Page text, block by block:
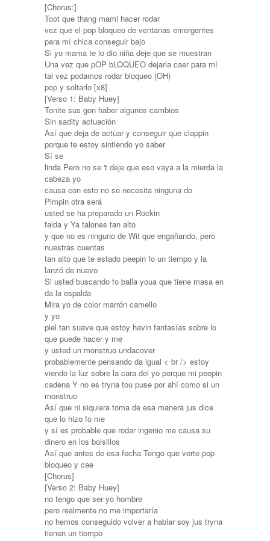
[Chorus:]
Toot que thang mami hacer rodar
vez que el pop bloqueo de ventanas emergentes
para mí chica conseguir bajo
Si yo mama te lo dio niña deje que se muestran
Una vez que pOP bLOQUEO dejarla caer para mí
tal vez podamos rodar bloqueo (OH)
pop y soltarlo [x8]
[Verso 1: Baby Huey]
Tonite sus gon haber algunos cambios
Sin sadity actuación
Así que deja de actuar y conseguir que clappin
porque te estoy sintiendo yo saber
Sí se
linda Pero no se 't deje que eso vaya a la mierda la
cabeza yo
causa con esto no se necesita ninguna do
Pimpin otra será
usted se ha preparado un Rockin
falda y Ya talones tan alto
y que no es ninguno de Wit que engañando, pero
nuestras cuentas
tan alto que te estado peepin fo un tiempo y la
lanzó de nuevo
Si usted buscando fo balla youa que tiene masa en
da la espalda
Mira yo de color marrón camello
y yo
piel tan suave que estoy havin fantasías sobre lo
que puede hacer y me
y usted un monstruo undacover
probablemente pensando da igual < br /> estoy
viendo la luz sobre la cara del yo porque mi peepin
cadena Y no es tryna tou puse por ahí como si un
monstruo
Así que ni siquiera toma de esa manera jus dice
que lo hizo fo me
y sí es probable que rodar ingenio me causa su
dinero en los bolsillos
Así que antes de esa fecha Tengo que verte pop
bloqueo y cae
[Chorus]
[Verso 2: Baby Huey]
no tengo que ser yo hombre
pero realmente no me importaría
no hemos conseguido volver a hablar soy jus tryna
tienen un tiempo